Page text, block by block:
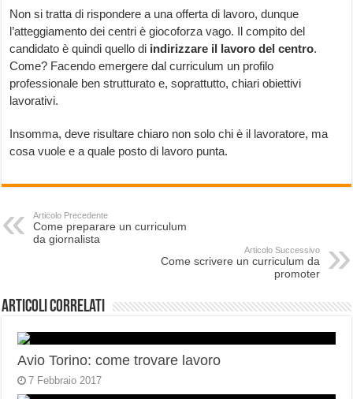
Non si tratta di rispondere a una offerta di lavoro, dunque
l’atteggiamento dei centri è giocoforza vago. Il compito del
candidato è quindi quello di indirizzare il lavoro del centro.
Come? Facendo emergere dal curriculum un profilo
professionale ben strutturato e, soprattutto, chiari obiettivi
lavorativi.
Insomma, deve risultare chiaro non solo chi è il lavoratore, ma
cosa vuole e a quale posto di lavoro punta.
Articolo Precedente
Come preparare un curriculum
da giornalista
Articolo Successivo
Come scrivere un curriculum da
promoter
Articoli correlati
Avio Torino: come trovare lavoro
7 Febbraio 2017